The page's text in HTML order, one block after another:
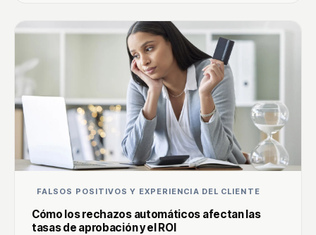
FALSOS POSITIVOS Y EXPERIENCIA DEL CLIENTE
Cómo los rechazos automáticos afectan las
tasas de aprobación y el ROI